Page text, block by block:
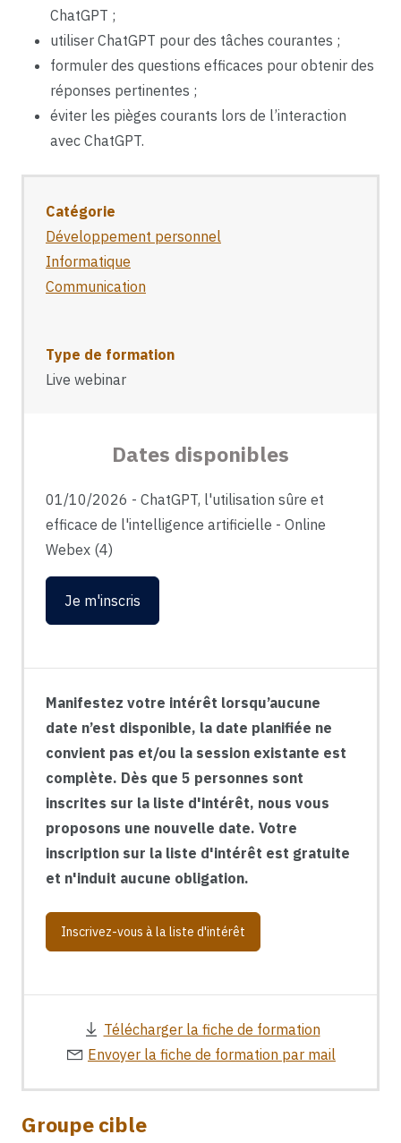
ChatGPT ;
utiliser ChatGPT pour des tâches courantes ;
formuler des questions efficaces pour obtenir des
réponses pertinentes ;
éviter les pièges courants lors de l’interaction
avec ChatGPT.
Catégorie
Développement personnel
Informatique
Communication
Type de formation
Live webinar
Dates disponibles
01/10/2026 - ChatGPT, l'utilisation sûre et
efficace de l'intelligence artificielle - Online
Webex (4)
Je m'inscris
Manifestez votre intérêt lorsqu’aucune
date n’est disponible, la date planifiée ne
convient pas et/ou la session existante est
complète. Dès que 5 personnes sont
inscrites sur la liste d'intérêt, nous vous
proposons une nouvelle date. Votre
inscription sur la liste d'intérêt est gratuite
et n'induit aucune obligation.
Inscrivez-vous à la liste d'intérêt
Télécharger la fiche de formation
Envoyer la fiche de formation par mail
Groupe cible